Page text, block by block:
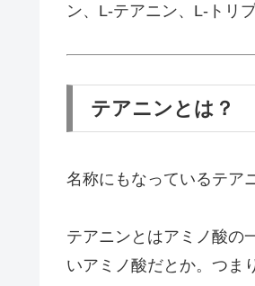
ン、L-テアニン、L-トリ
テアニンとは？
名称にもなっているテア
テアニンとはアミノ酸の
いアミノ酸だとか。つま